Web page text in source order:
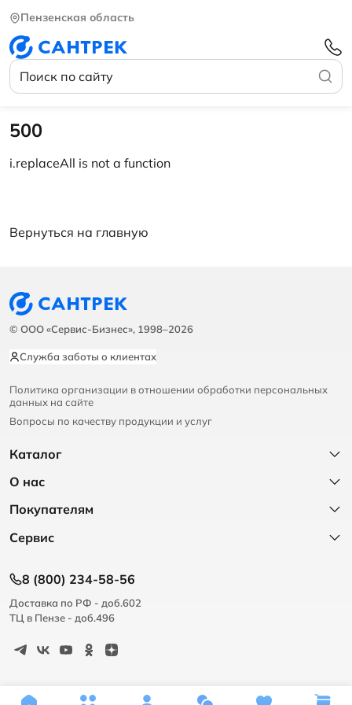
Пензенская область
500
i.replaceAll is not a function
Вернуться на главную
© ООО «Сервис-Бизнес», 1998–2026
Служба заботы о клиентах
Политика организации в отношении обработки персональных
данных на сайте
Вопросы по качеству продукции и услуг
Каталог
О нас
Покупателям
Сервис
8 (800) 234-58-56
Доставка по РФ - доб.602
ТЦ в Пензе - доб.496